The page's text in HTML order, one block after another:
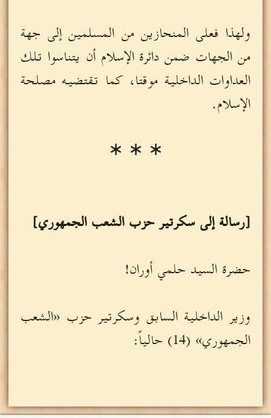
ولهذا فعلى المنحازين من المسلمين إلى جهة
من الجهات ضمن دائرة الإسلام أن يتناسوا تلك
العداوات الداخلية موقتا، كما تقتضيه مصلحة
الإسلام.
∗ ∗ ∗
[رسالة إلى سكرتير حزب الشعب الجمهوري]
حضرة السيد حلمي أوران!
وزير الداخلية السابق وسكرتير حزب «الشعب
الجمهوري» (14) حالياً: